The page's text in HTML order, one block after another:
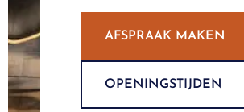
AFSPRAAK MAKEN
OPENINGSTIJDEN